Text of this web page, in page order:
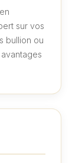
sur vos
bullion ou